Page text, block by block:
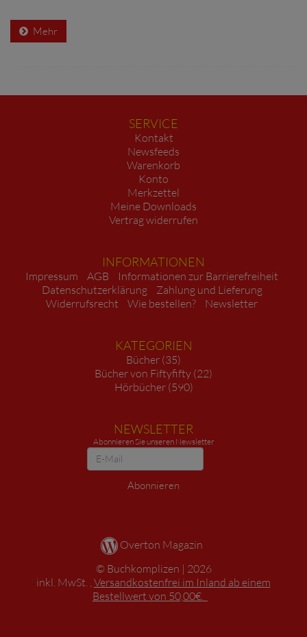
Mehr
SERVICE
Kontakt
Newsfeeds
Warenkorb
Konto
Merkzettel
Meine Downloads
Vertrag widerrufen
INFORMATIONEN
Impressum AGB
Informationen zur Barrierefreiheit
Datenschutzerklärung
Zahlung und Lieferung
Widerrufsrecht
Wie bestellen? Newsletter
KATEGORIEN
Bücher (35)
Bücher von Fiftyfifty (22)
Hörbücher (590)
NEWSLETTER
Abonnieren Sie unseren Newsletter
Newsletter
Abonnieren
Overton Magazin
Buchkomplizen
2026
* inkl. MwSt. , Versandkostenfrei im Inland ab einem
Bestellwert von 50,00€.